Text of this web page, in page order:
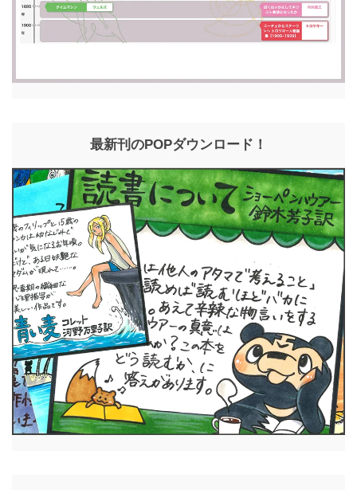
最新刊のPOPダウンロード！